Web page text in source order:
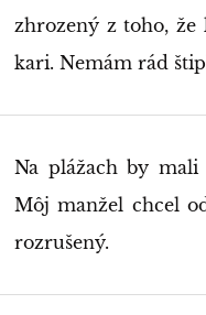
zhrozený z toho, že
kari. Nemám rád
Na plážach by mali
Môj manžel chcel
rozrušený.